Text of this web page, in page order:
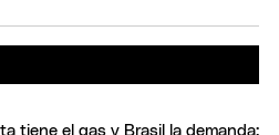
tiene el gas y Brasil la demanda: